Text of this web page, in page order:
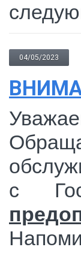
04/05/2023
с